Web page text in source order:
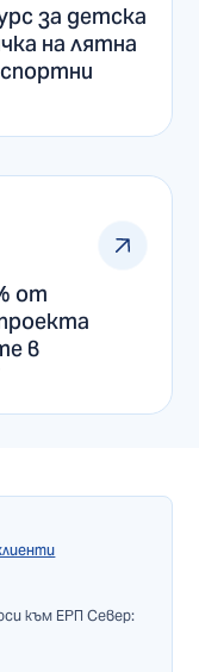
за детска
на лятна
от
в
към ЕРП Север: